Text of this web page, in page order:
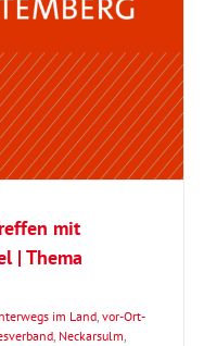
mit
| Thema
im Land, vor-Ort-
, Neckarsulm,